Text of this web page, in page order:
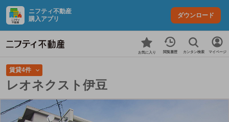
ニフティ不動産
購入アプリ
ダウンロード
お気に入り 閲覧履歴 カンタン検索 マイページ
賃貸4件
レオネクスト伊豆